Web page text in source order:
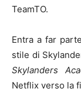
TeamTO.
Entra a far
stile di
Skylanders
Netflix verso la